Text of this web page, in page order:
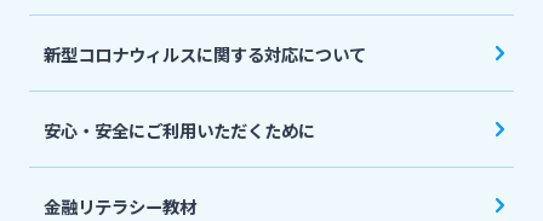
お問い合わせ先一覧
新型コロナウィルスに関する対応について
安心・安全にご利用いただくために
金融リテラシー教材